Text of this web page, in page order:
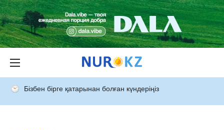
Бізбен бірге қатарынан болған күндеріңіз